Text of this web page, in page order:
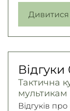
Дивитися
Відгуки
Тактична
мультикам
Відгуків